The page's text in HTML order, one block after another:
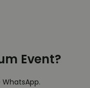
Event?